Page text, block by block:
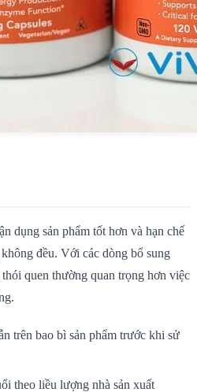
dụng sản phẩm tốt hơn và hạn chế
đều. Với các dòng bổ sung
quen thường quan trọng hơn việc
trên bao bì sản phẩm trước khi sử
theo liều lượng nhà sản xuất